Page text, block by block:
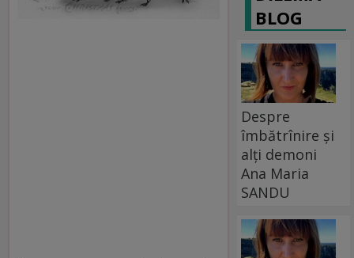
BLOG
Despre
îmbătrînire și
alți demoni
Ana Maria
SANDU